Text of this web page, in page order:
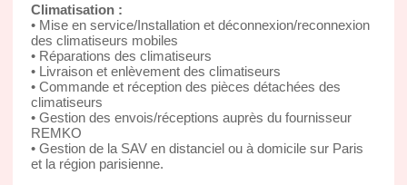
Climatisation :
• Mise en service/Installation et déconnexion/reconnexion
des climatiseurs mobiles
• Réparations des climatiseurs
• Livraison et enlèvement des climatiseurs
• Commande et réception des pièces détachées des
climatiseurs
• Gestion des envois/réceptions auprès du fournisseur
REMKO
• Gestion de la SAV en distanciel ou à domicile sur Paris
et la région parisienne.